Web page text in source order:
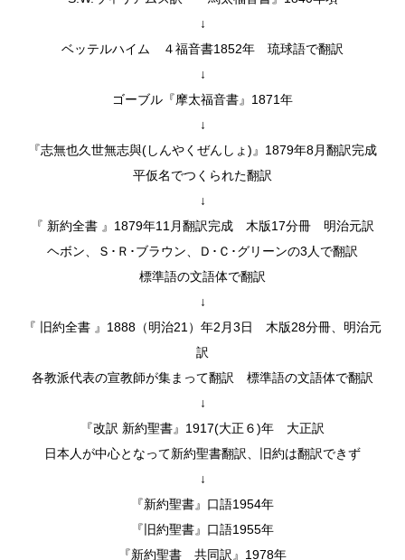
↓
ベッテルハイム ４福音書1852年 琉球語で翻訳
↓
ゴーブル『摩太福音書』1871年
↓
『志無也久世無志與(しんやくぜんしょ)』1879年8月翻訳完成
平仮名でつくられた翻訳
↓
『 新約全書 』1879年11月翻訳完成 木版17分冊 明治元訳
ヘボン、Ｓ･Ｒ･ブラウン、Ｄ･Ｃ･グリーンの3人で翻訳
標準語の文語体で翻訳
↓
『 旧約全書 』1888（明治21）年2月3日 木版28分冊、明治元
訳
各教派代表の宣教師が集まって翻訳 標準語の文語体で翻訳
↓
『改訳 新約聖書』1917(大正６)年 大正訳
日本人が中心となって新約聖書翻訳、旧約は翻訳できず
↓
『新約聖書』口語1954年
『旧約聖書』口語1955年
『新約聖書 共同訳』1978年